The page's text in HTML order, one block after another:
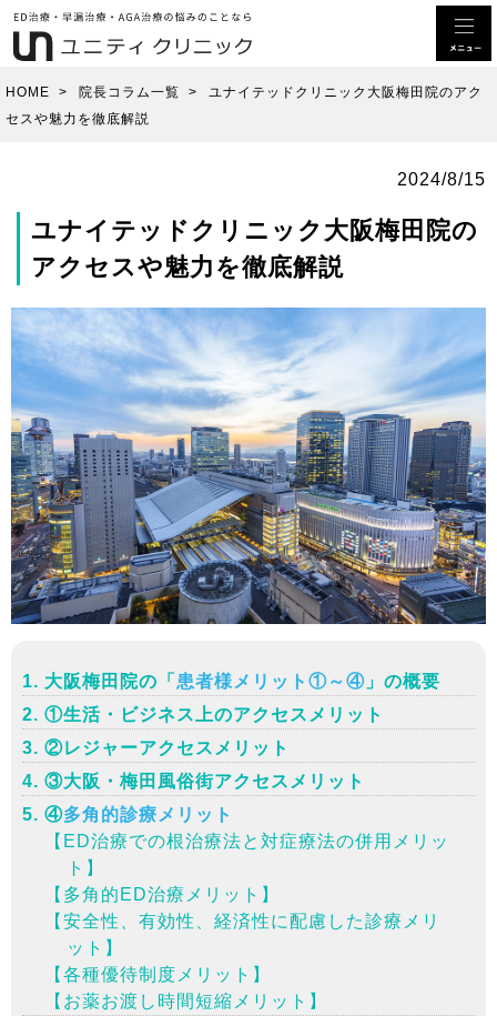
HOME > 院長コラム一覧 >
ユナイテッドクリニック大阪梅田院のアク
セスや魅力を徹底解説
2024/8/15
ユナイテッドクリニック大阪梅田院の
アクセスや魅力を徹底解説
大阪梅田院の「 患者様メリット①～④ 」の概要
①生活・ビジネス上のアクセスメリット
②レジャーアクセスメリット
③大阪・梅田風俗街アクセスメリット
④多角的診療メリット
【ED治療での根治療法と対症療法の併用メリッ
ト】
【多角的ED治療メリット】
【安全性、有効性、経済性に配慮した診療メリ
ット】
【各種優待制度メリット】
【お薬お渡し時間短縮メリット】